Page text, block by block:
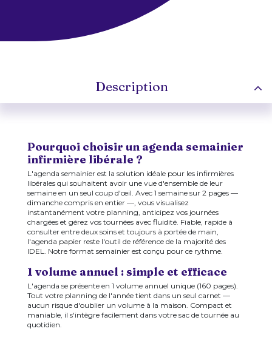
Description
Pourquoi choisir un agenda semainier
infirmière libérale ?
L'agenda semainier est la solution idéale pour les infirmières
libérales qui souhaitent avoir une vue d'ensemble de leur
semaine en un seul coup d'œil. Avec 1 semaine sur 2 pages —
dimanche compris en entier —, vous visualisez
instantanément votre planning, anticipez vos journées
chargées et gérez vos tournées avec fluidité. Fiable, rapide à
consulter entre deux soins et toujours à portée de main,
l'agenda papier reste l'outil de référence de la majorité des
IDEL. Notre format semainier est conçu pour ce rythme.
1 volume annuel : simple et efficace
L'agenda se présente en 1 volume annuel unique (160 pages).
Tout votre planning de l'année tient dans un seul carnet —
aucun risque d'oublier un volume à la maison. Compact et
maniable, il s'intègre facilement dans votre sac de tournée au
quotidien.